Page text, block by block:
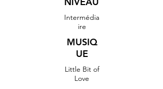
Intermédia
ire
MUSIQ
UE
Little Bit of
Love